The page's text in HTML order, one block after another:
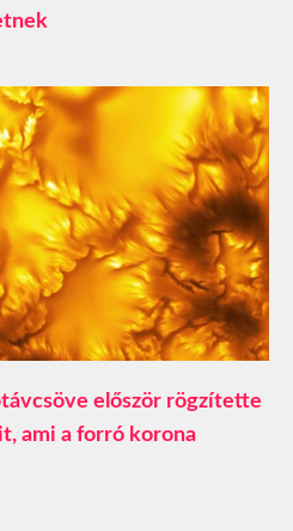
először rögzítette
ami a forró korona